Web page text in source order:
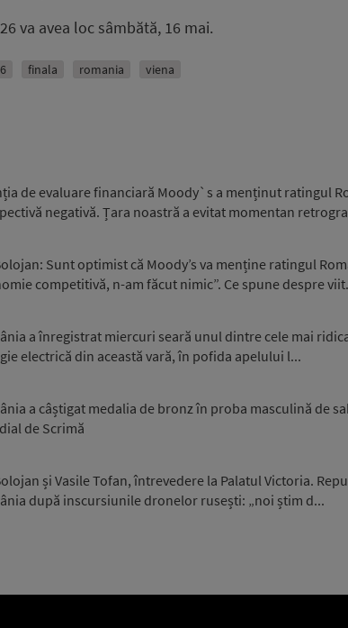
va avea loc sâmbătă, 16 mai.
finala romania viena
de evaluare financiară Moody`s a menținut ratingul
negativă. Țara noastră a evitat momentan
Sunt optimist că Moody’s va menține ratingul
competitivă, n-am făcut nimic”. Ce spune despre
a înregistrat miercuri seară unul dintre cele mai
electrică din această vară, în pofida apelului l...
a câștigat medalia de bronz în proba masculină de
de Scrimă
și Vasile Tofan, întrevedere la Palatul Victoria.
după inscursiunile dronelor rusești: „noi știm d...